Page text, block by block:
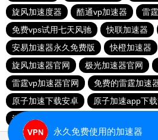
旋风加速度器
酷通vp加速器
雷
免费vps试用七天风驰
快联加速器
安易加速器永久免费版
快橙加速器
旋风加速器官网
极光加速器官网
雷霆vp加速器官网
免费的雷霆加速
原子加速下载安卓
原子加速app下
河马加速
永久免费使用的加速器